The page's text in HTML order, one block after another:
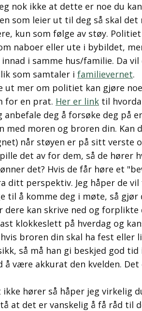
nok ikke at dette er noe du
som leier ut til deg så skal
kun som følge av støy.
naboer eller ute i bybildet,
i samme hus/familie. Da
som samtaler i familievernet.
ut mer om politiet kan gjøre
for en prat. Her er link til
anbefale deg å forsøke deg på
med moren og broren din. Kan
når støyen er på sitt verste
det av for dem, så de hører
det? Hvis de får høre et
ditt perspektiv. Jeg håper de
til å komme deg i møte, så
dere kan skrive ned og forplikte
klokkeslett på hverdag og
broren din skal ha fest eller
så må han gi beskjed god
være akkurat den kvelden.
hører så håper jeg virkelig
at det er vanskelig å få råd til